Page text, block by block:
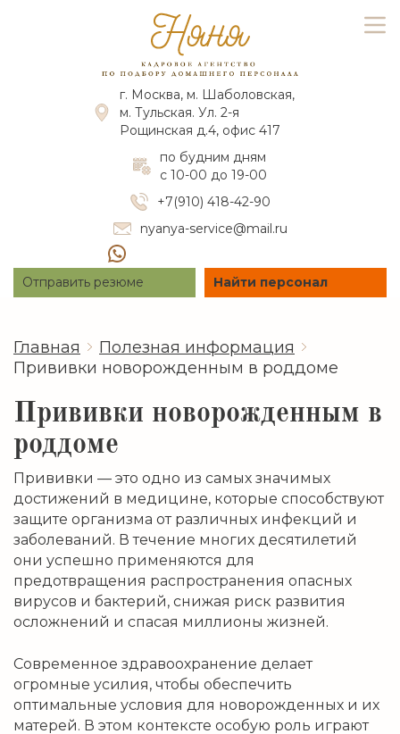
г. Москва, м. Шаболовская,
м. Тульская. Ул. 2-я
Рощинская д.4, офис 417
по будним дням
с 10-00 до 19-00
+7(910) 418-42-90
nyanya-service@mail.ru
Отправить резюме Найти персонал
Главная
Полезная информация
Прививки новорожденным в роддоме
Прививки новорожденным в
роддоме
Прививки — это одно из самых значимых
достижений в медицине, которые способствуют
защите организма от различных инфекций и
заболеваний. В течение многих десятилетий
они успешно применяются для
предотвращения распространения опасных
вирусов и бактерий, снижая риск развития
осложнений и спасая миллионы жизней.
Современное здравоохранение делает
огромные усилия, чтобы обеспечить
оптимальные условия для новорожденных и их
матерей. В этом контексте особую роль играют